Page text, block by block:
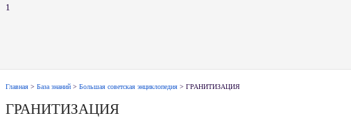
1
Главная > База знаний > Большая советская энциклопедия > ГРАНИТИЗАЦИЯ
ГРАНИТИЗАЦИЯ